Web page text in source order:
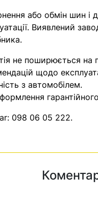
або обмін шин і
Виявлений
не поширюється
щодо
з автомобілем.
098 06 05 222.